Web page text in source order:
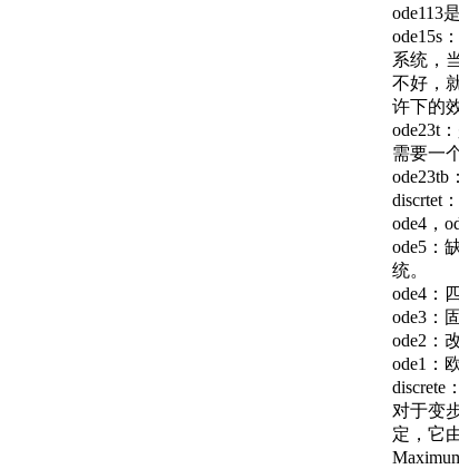
ode113
ode15s
系统，
不好，
许下的
ode23t
需要一
ode23tb
discrtet
ode4，
ode5：
统。
ode4：
ode3：
ode2：
ode1：
discrete
对于变
定，它